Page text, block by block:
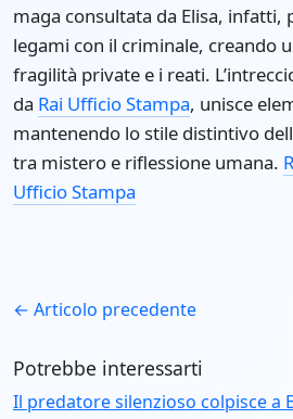
maga consultata da Elisa, infatti,
legami con il criminale, creando
fragilità private e i reati.
da Rai Ufficio Stampa, unisce
mantenendo lo stile distintivo
tra mistero e riflessione umana.
Ufficio Stampa
← Articolo precedente
Potrebbe interessarti
Il predatore silenzioso colpisce a